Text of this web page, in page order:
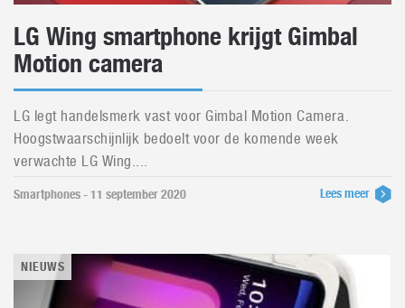
LG Wing smartphone krijgt Gimbal
Motion camera
LG legt handelsmerk vast voor Gimbal Motion Camera.
Hoogstwaarschijnlijk bedoelt voor de komende week
verwachte LG Wing....
Smartphones - 11 september 2020 Lees meer
NIEUWS